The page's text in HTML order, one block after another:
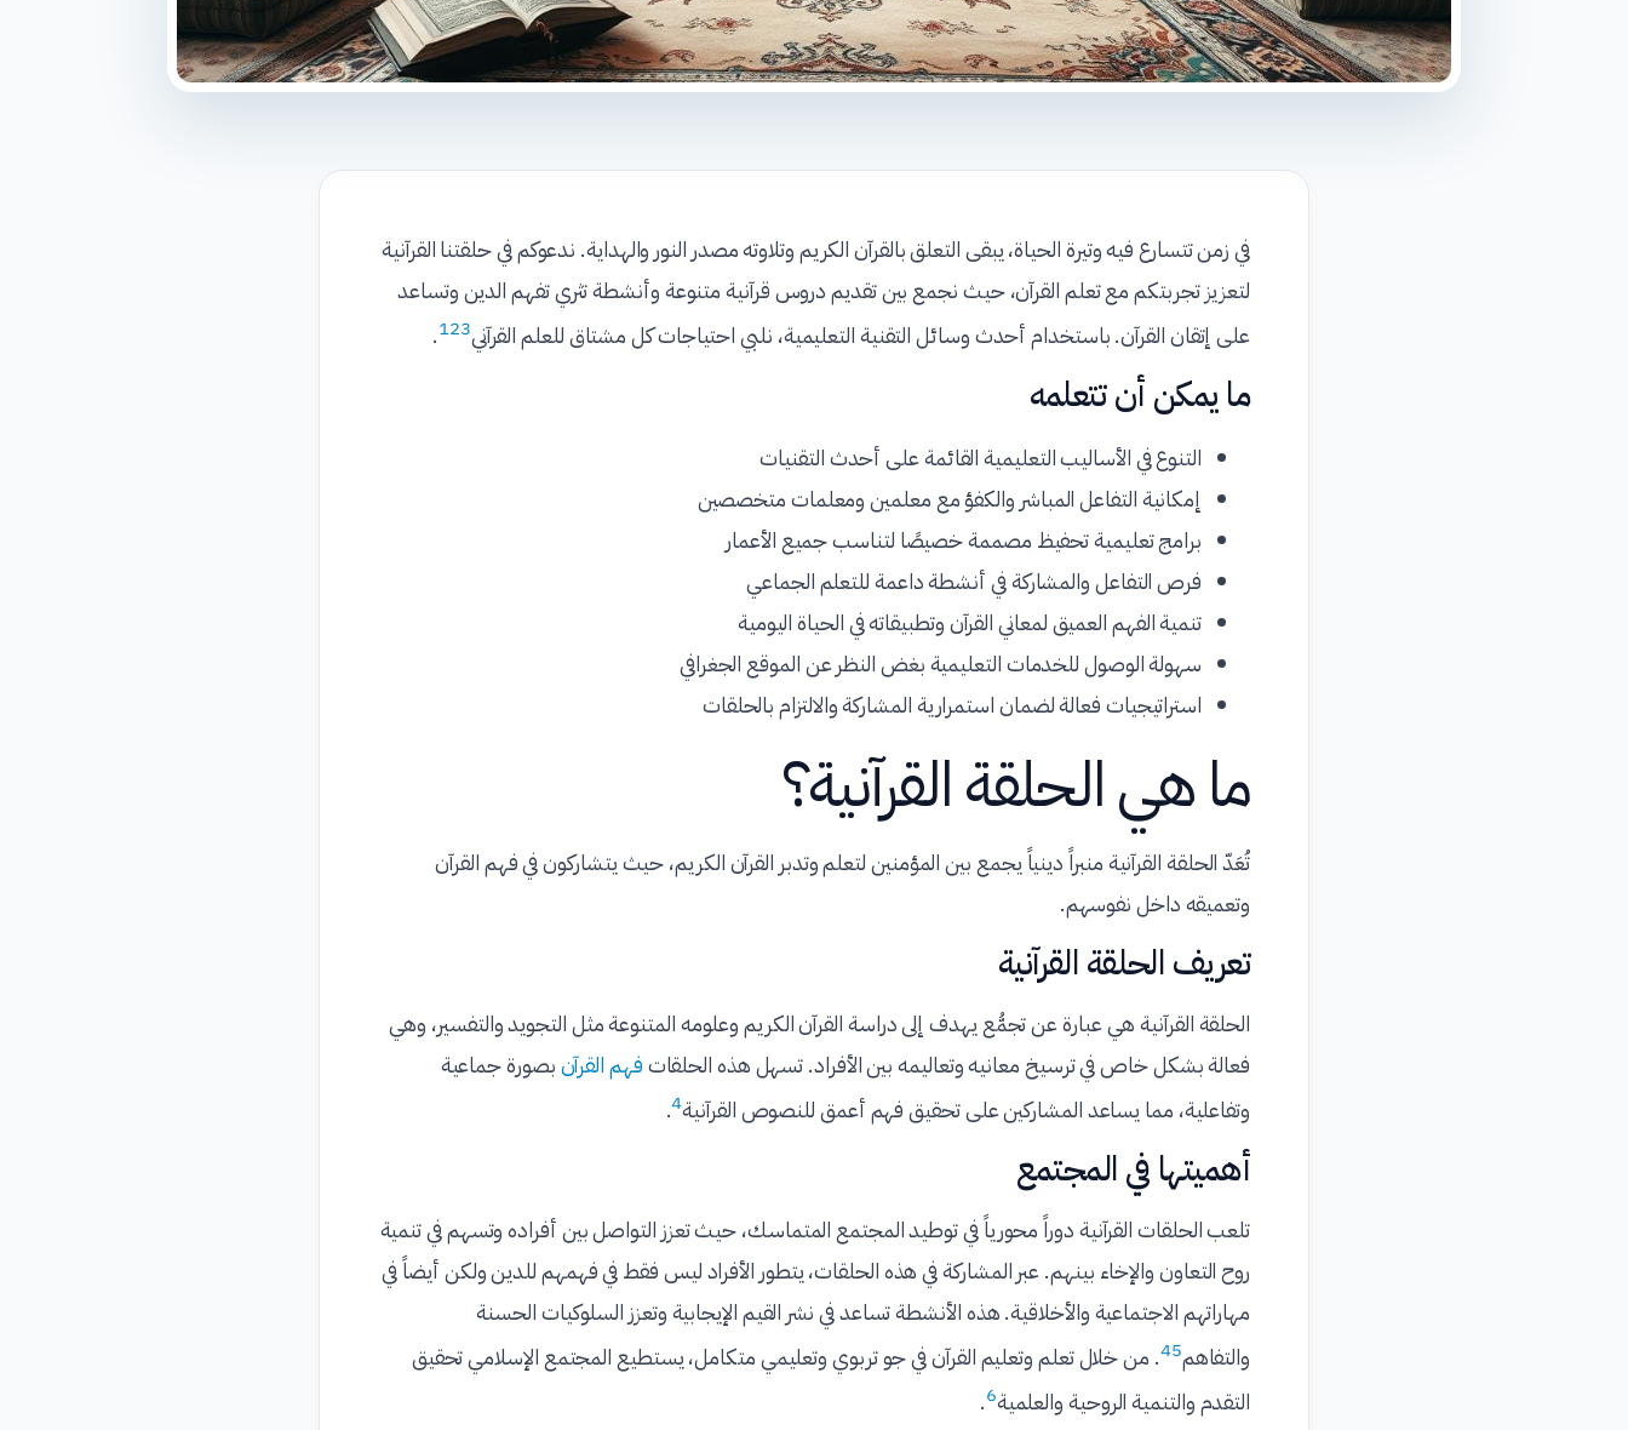
في زمن تتسارع فيه وتيرة الحياة، يبقى التعلق بالقرآن الكريم وتلاوته مصدر النور والهداية. ندعوكم في حلقتنا القرآنية
لتعزيز تجربتكم مع تعلم القرآن، حيث نجمع بين تقديم دروس قرآنية متنوعة وأنشطة تثري تفهم الدين وتساعد
على إتقان القرآن. باستخدام أحدث وسائل التقنية التعليمية، نلبي احتياجات كل مشتاق للعلم القرآني
123
.
ما يمكن أن تتعلمه
التنوع في الأساليب التعليمية القائمة على أحدث التقنيات
إمكانية التفاعل المباشر والكفؤ مع معلمين ومعلمات متخصصين
برامج تعليمية تحفيظ مصممة خصيصًا لتناسب جميع الأعمار
فرص التفاعل والمشاركة في أنشطة داعمة للتعلم الجماعي
تنمية الفهم العميق لمعاني القرآن وتطبيقاته في الحياة اليومية
سهولة الوصول للخدمات التعليمية بغض النظر عن الموقع الجغرافي
استراتيجيات فعالة لضمان استمرارية المشاركة والالتزام بالحلقات
ما هي الحلقة القرآنية؟
تُعَدّ الحلقة القرآنية منبراً دينياً يجمع بين المؤمنين لتعلم وتدبر القرآن الكريم، حيث يتشاركون في فهم القرآن
وتعميقه داخل نفوسهم.
تعريف الحلقة القرآنية
الحلقة القرآنية هي عبارة عن تجمُّع يهدف إلى دراسة القرآن الكريم وعلومه المتنوعة مثل التجويد والتفسير، وهي
فعالة بشكل خاص في ترسيخ معانيه وتعاليمه بين الأفراد. تسهل هذه الحلقاتفهم القرآنبصورة جماعية
وتفاعلية، مما يساعد المشاركين على تحقيق فهم أعمق للنصوص القرآنية4
.
أهميتها في المجتمع
تلعب الحلقات القرآنية دوراً محورياً في توطيد المجتمع المتماسك، حيث تعزز التواصل بين أفراده وتسهم في تنمية
روح التعاون والإخاء بينهم. عبر المشاركة في هذه الحلقات، يتطور الأفراد ليس فقط في فهمهم للدين ولكن أيضاً في
مهاراتهم الاجتماعية والأخلاقية. هذه الأنشطة تساعد في نشر القيم الإيجابية وتعزز السلوكيات الحسنة
والتفاهم 45 . من خلال تعلم وتعليم القرآن في جو تربوي وتعليمي متكامل، يستطيع المجتمع الإسلامي تحقيق
التقدم والتنمية الروحية والعلمية6
.